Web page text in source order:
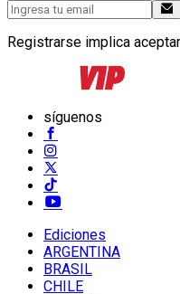
Registrarse implica
síguenos
Ediciones
ARGENTINA
BRASIL
CHILE